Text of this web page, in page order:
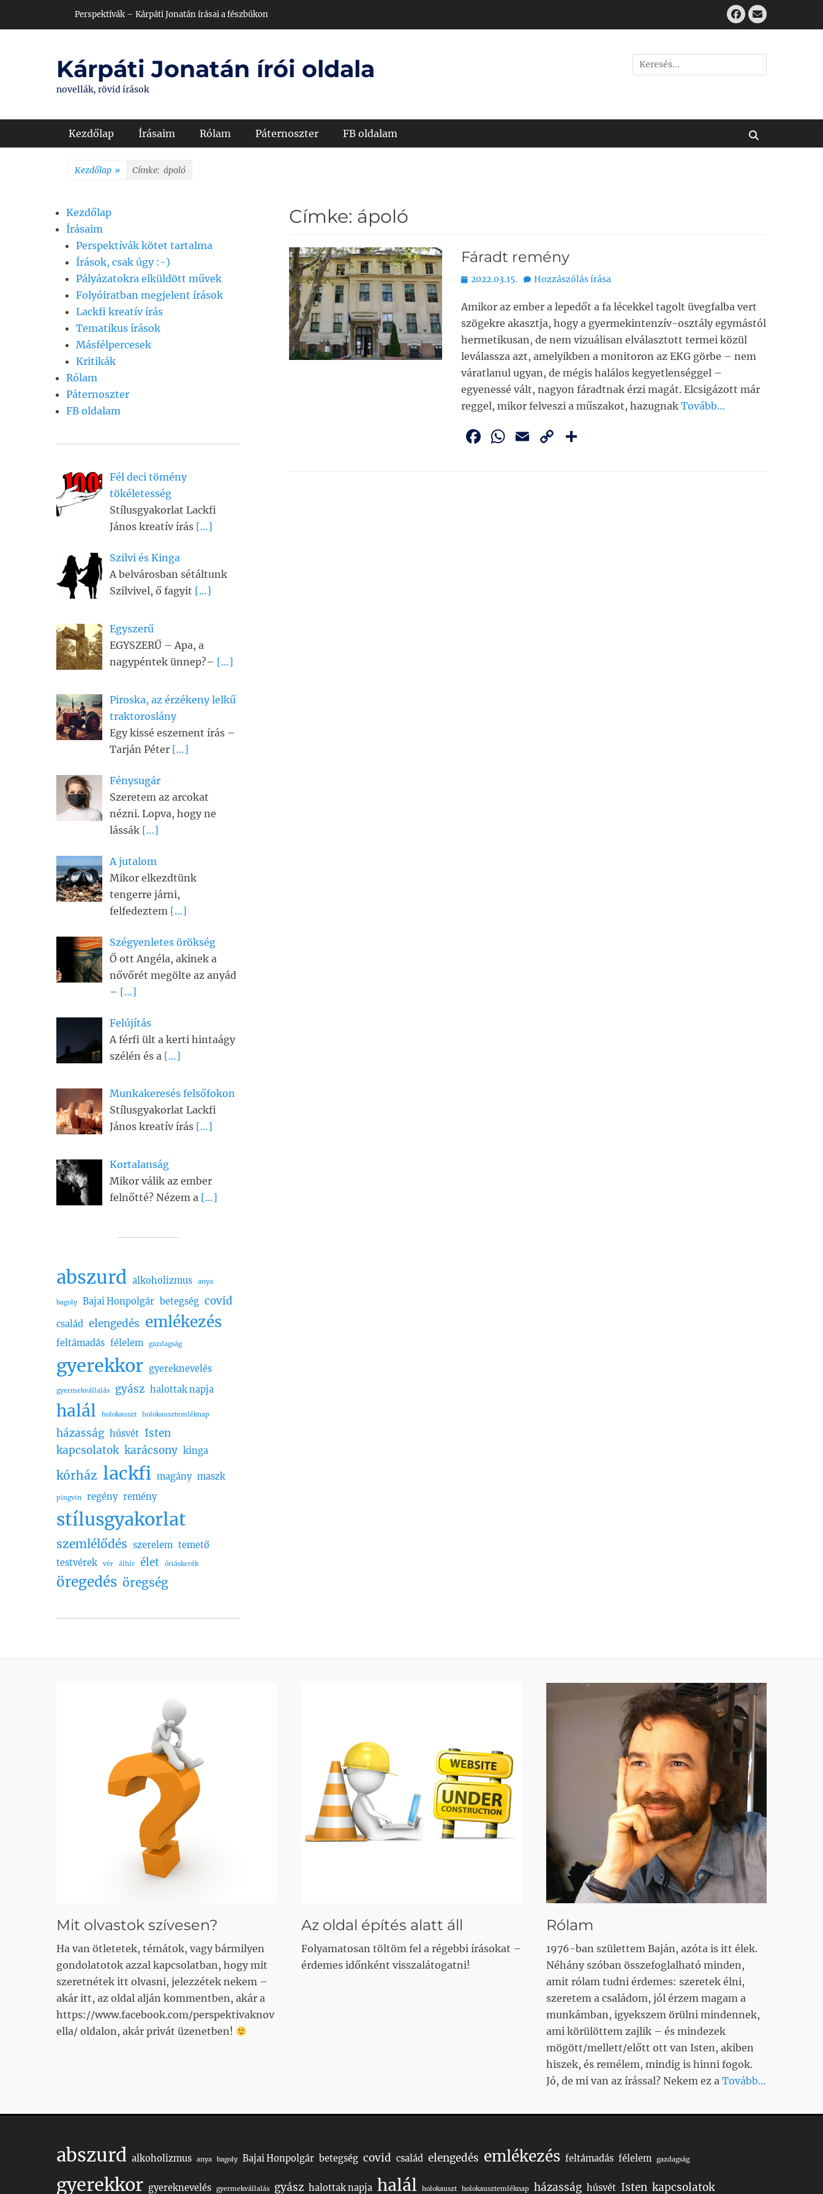
Header Top Menu
Perspektívák – Kárpáti Jonatán írásai a fészbúkon Facebook
Email
Kárpáti Jonatán írói oldala
novellák, rövid írások
Search
for:
Primary Menu
Kezdőlap Írásaim Rólam Páternoszter FB oldalam
Kezdőlap » Címke: ápoló
Címke: ápoló
Fáradt remény
Bejegyezve
2022.03.15. Hozzászólás írása
Amikor az ember a lepedőt a fa lécekkel tagolt üvegfalba vert
szögekre akasztja, hogy a gyermekintenzív-osztály egymástól
hermetikusan, de nem vizuálisan elválasztott termei közül
leválassza azt, amelyikben a monitoron az EKG görbe – nem
váratlanul ugyan, de mégis halálos kegyetlenséggel –
egyenessé vált, nagyon fáradtnak érzi magát. Elcsigázott már
reggel, mikor felveszi a műszakot, hazugnak Tovább…
F
W E
C
Kezdőlap
Írásaim
Perspektívák kötet tartalma
Írások, csak úgy :-)
Pályázatokra elküldött művek
Folyóiratban megjelent írások
Lackfi kreatív írás
Tematikus írások
Másfélpercesek
Kritikák
Rólam
Páternoszter
FB oldalam
Fél deci tömény
tökéletesség
Stílusgyakorlat Lackfi
János kreatív írás […]
Szilvi és Kinga
A belvárosban sétáltunk
Szilvivel, ő fagyit […]
Egyszerű
EGYSZERŰ – Apa, a
nagypéntek ünnep?– […]
Piroska, az érzékeny lelkű
traktoroslány
Egy kissé eszement írás –
Tarján Péter […]
Fénysugár
Szeretem az arcokat
nézni. Lopva, hogy ne
lássák […]
A jutalom
Mikor elkezdtünk
tengerre járni,
felfedeztem […]
Szégyenletes örökség
Ő ott Angéla, akinek a
nővőrét megölte az anyád
– […]
Felújítás
A férfi ült a kerti hintaágy
szélén és a […]
Munkakeresés felsőfokon
Stílusgyakorlat Lackfi
János kreatív írás […]
Kortalanság
Mikor válik az ember
felnőtté? Nézem a […]
abszurd alkoholizmus anya
bagoly Bajai Honpolgár betegség covid
család elengedés emlékezés
feltámadás félelem gazdagság
gyerekkor gyereknevelés
gyermekvállalás gyász halottak napja
halál holokauszt holokausztemléknap
házasság húsvét Isten
kapcsolatok karácsony kinga
kórház lackfi magány maszk
pingvin regény remény
stílusgyakorlat
szemlélődés szerelem temető
testvérek
vér álhír élet óriáskerék
öregedés öregség
Mit olvastok szívesen?
Ha van ötletetek, témátok, vagy bármilyen
gondolatotok azzal kapcsolatban, hogy mit
szeretnétek itt olvasni, jelezzétek nekem –
akár itt, az oldal alján kommentben, akár a
https://www.facebook.com/perspektivaknov
ella/ oldalon, akár privát üzenetben!
Az oldal építés alatt áll
Folyamatosan töltöm fel a régebbi írásokat –
érdemes időnként visszalátogatni!
Rólam
1976-ban születtem Baján, azóta is itt élek.
Néhány szóban összefoglalható minden,
amit rólam tudni érdemes: szeretek élni,
szeretem a családom, jól érzem magam a
munkámban, igyekszem örülni mindennek,
ami körülöttem zajlik – és mindezek
mögött/mellett/előtt ott van Isten, akiben
hiszek, és remélem, mindig is hinni fogok.
Jó, de mi van az írással? Nekem ez a Tovább...
abszurd alkoholizmus anya bagoly Bajai Honpolgár betegség covid család elengedés emlékezés feltámadás félelem gazdagság
gyerekkor gyereknevelés gyermekvállalás gyász halottak napja halál holokauszt holokausztemléknap házasság húsvét Isten kapcsolatok